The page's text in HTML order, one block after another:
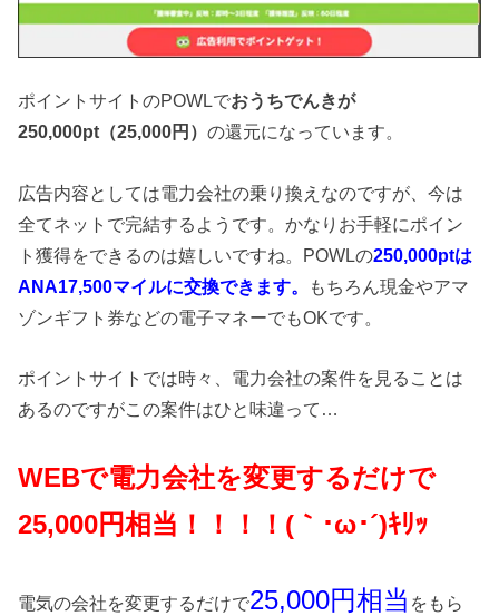
ポイントサイトのPOWLでおうちでんきが
250,000pt（25,000円）の還元になっています。
広告内容としては電力会社の乗り換えなのですが、今は
全てネットで完結するようです。かなりお手軽にポイン
ト獲得をできるのは嬉しいですね。POWLの250,000ptは
ANA17,500マイルに交換できます。
もちろん現金やアマ
ゾンギフト券などの電子マネーでもOKです。
ポイントサイトでは時々、電力会社の案件を見ることは
あるのですがこの案件はひと味違って…
WEBで電力会社を変更するだけで
25,000円相当！！！！(｀･ω･´)ｷﾘｯ
電気の会社を変更するだけで25,000円相当 をもら